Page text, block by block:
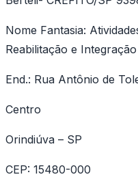
Nome Fantasia:
Reabilitação e
End.: Rua Antônio de
Centro
Orindiúva – SP
CEP: 15480-000